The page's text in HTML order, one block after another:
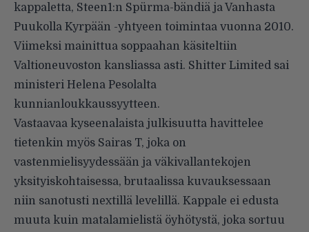
kappaletta, Steen1:n Spürma-bändiä ja Vanhasta
Puukolla Kyrpään -yhtyeen toimintaa vuonna 2010.
Viimeksi mainittua soppaahan käsiteltiin
Valtioneuvoston kansliassa asti. Shitter Limited sai
ministeri Helena Pesolalta
kunnianloukkaussyytteen.
Vastaavaa kyseenalaista julkisuutta havittelee
tietenkin myös Sairas T, joka on
vastenmielisyydessään ja väkivallantekojen
yksityiskohtaisessa, brutaalissa kuvauksessaan
niin sanotusti nextillä levelillä. Kappale ei edusta
muuta kuin matalamielistä öyhötystä, joka sortuu